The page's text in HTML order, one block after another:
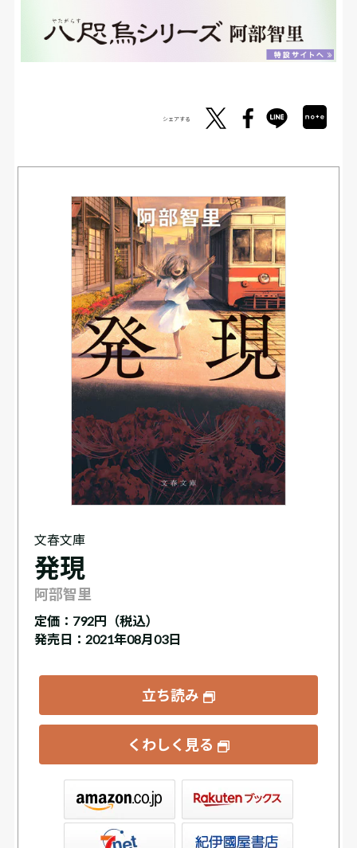
シェアする
文春文庫
発現
阿部智里
定価： 792円（税込）
発売日：2021年08月03日
立ち読み
くわしく見る
書店ウェブストア